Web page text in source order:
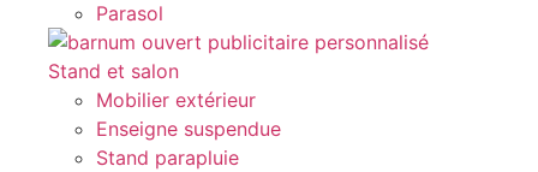
Parasol
Stand et salon
Mobilier extérieur
Enseigne suspendue
Stand parapluie